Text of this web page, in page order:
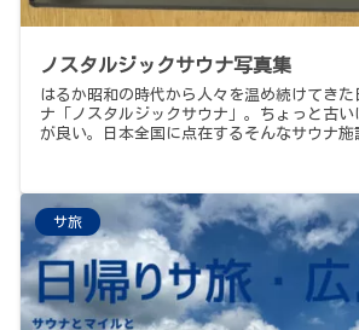
ノスタルジックサウナ写真集
はるか昭和の時代から人々を温め続けてき
ナ「ノスタルジックサウナ」。ちょっと古
が良い。日本全国に点在するそんなサウナ施
サ旅